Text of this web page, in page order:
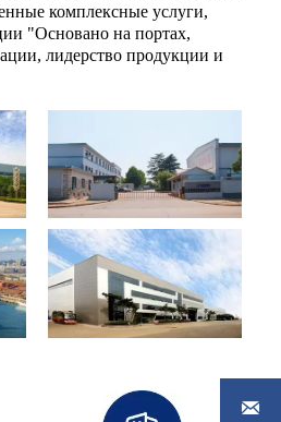
комплексные услуги,
"Основано на портах,
лидерство продукции и
